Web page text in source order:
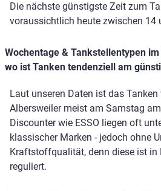
Die nächste günstigste Zeit zum
voraussichtlich heute zwischen 14
Wochentage & Tankstellentypen
wo ist Tanken tendenziell am
Laut unseren Daten ist das Tanken
Albersweiler meist am Samstag
Discounter wie ESSO liegen oft
klassischer Marken - jedoch ohne
Kraftstoffqualität, denn diese ist in
reguliert.